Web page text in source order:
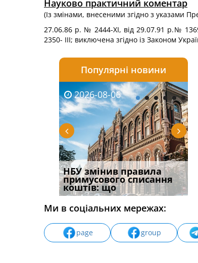
Науково практичний коментар
(Із змінами, внесеними згідно з указами
27.06.86 р. № 2444-ХІ, від 29.07.91 р.№
2350- ІІІ; виключена згідно із Законом
Популярні новини
2026-08-06
НБУ змінив правила
примусового списання
коштів: що
2026-08-03
Водії можуть отримати
компенсацію за
незаконні дії
Ми в соціальних мережах:
page group